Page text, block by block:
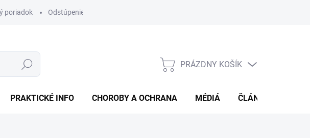
poriadok Odstúpenie od zmluvy
Hľadať
NÁKUPNÝ
PRÁZDNY KOŠÍK
PRAKTICKÉ INFO CHOROBY A OCHRANA MÉDIÁ ČLÁNKY